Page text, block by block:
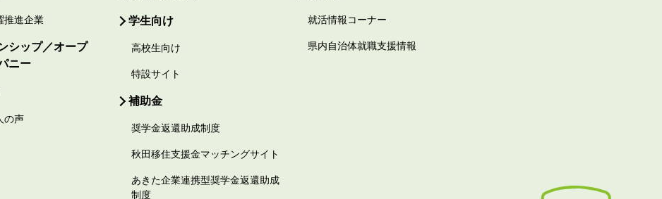
推進企業
シップ／オープ
ニー
の声
学生向け
高校生向け
特設サイト
補助金
奨学金返還助成制度
秋田移住支援金マッチングサイト
あきた企業連携型奨学金返還助成
制度
就活情報コーナー
県内自治体就職支援情報